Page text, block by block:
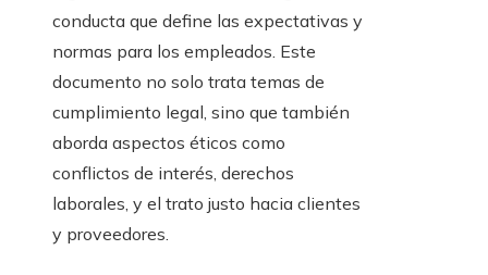
conducta que define las expectativas y
normas para los empleados. Este
documento no solo trata temas de
cumplimiento legal, sino que también
aborda aspectos éticos como
conflictos de interés, derechos
laborales, y el trato justo hacia clientes
y proveedores.